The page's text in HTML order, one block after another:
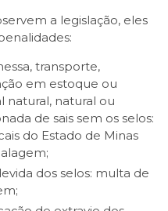
a legislação, eles
transporte,
em estoque ou
natural, natural ou
de sais sem os selos:
do Estado de Minas
dos selos: multa de